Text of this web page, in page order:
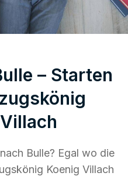
– Starten
Bulle? Egal wo die
Koenig Villach